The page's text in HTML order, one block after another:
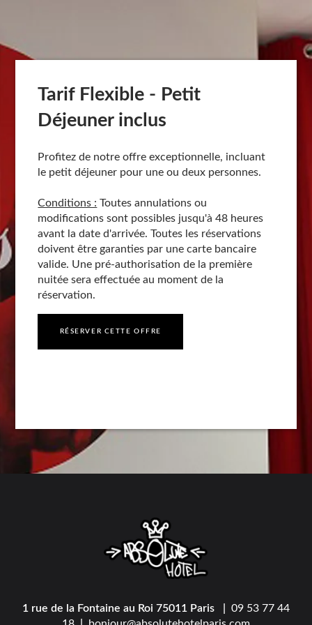
Tarif Flexible - Petit
Déjeuner inclus
Profitez de notre offre exceptionnelle, incluant
le petit déjeuner pour une ou deux personnes.
Conditions : Toutes annulations ou
modifications sont possibles jusqu'à 48 heures
avant la date d'arrivée. Toutes les réservations
doivent être garanties par une carte bancaire
valide. Une pré-authorisation de la première
nuitée sera effectuée au moment de la
réservation.
RÉSERVER CETTE OFFRE
1 rue de la Fontaine au Roi 75011 Paris |
09 53 77 44